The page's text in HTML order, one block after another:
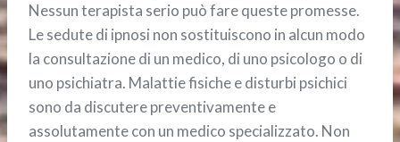
Nessun terapista serio può fare queste promesse.
Le sedute di ipnosi non sostituiscono in alcun modo
la consultazione di un medico, di uno psicologo o di
uno psichiatra. Malattie fisiche e disturbi psichici
sono da discutere preventivamente e
assolutamente con un medico specializzato. Non